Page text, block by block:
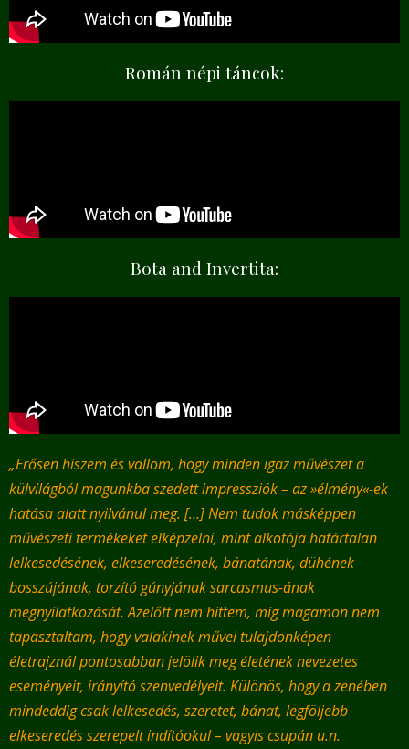
Román népi táncok:
Bota and Invertita:
„Erősen hiszem és vallom, hogy minden igaz művészet a
külvilágból magunkba szedett impressziók – az »élmény«-ek
hatása alatt nyilvánul meg. […] Nem tudok másképpen
művészeti termékeket elképzelni, mint alkotója határtalan
lelkesedésének, elkeseredésének, bánatának, dühének
bosszújának, torzító gúnyjának sarcasmus-ának
megnyilatkozását. Azelőtt nem hittem, míg magamon nem
tapasztaltam, hogy valakinek művei tulajdonképen
életrajznál pontosabban jelölik meg életének nevezetes
eseményeit, irányító szenvedélyeit. Különös, hogy a zenében
mindeddig csak lelkesedés, szeretet, bánat, legföljebb
elkeseredés szerepelt indítóokul – vagyis csupán u.n.